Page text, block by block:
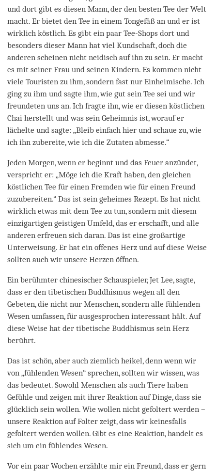
und dort gibt es diesen Mann, der den besten Tee der Welt
macht. Er bietet den Tee in einem Tongefäß an und er ist
wirklich köstlich. Es gibt ein paar Tee-Shops dort und
besonders dieser Mann hat viel Kundschaft, doch die
anderen scheinen nicht neidisch auf ihn zu sein. Er macht
es mit seiner Frau und seinen Kindern. Es kommen nicht
viele Touristen zu ihm, sondern fast nur Einheimische. Ich
ging zu ihm und sagte ihm, wie gut sein Tee sei und wir
freundeten uns an. Ich fragte ihn, wie er diesen köstlichen
Chai herstellt und was sein Geheimnis ist, worauf er
lächelte und sagte: „Bleib einfach hier und schaue zu, wie
ich ihn zubereite, wie ich die Zutaten abmesse.“
Jeden Morgen, wenn er beginnt und das Feuer anzündet,
verspricht er: „Möge ich die Kraft haben, den gleichen
köstlichen Tee für einen Fremden wie für einen Freund
zuzubereiten.“ Das ist sein geheimes Rezept. Es hat nicht
wirklich etwas mit dem Tee zu tun, sondern mit diesem
einzigartigen geistigen Umfeld, das er erschafft, und alle
anderen erfreuen sich daran. Das ist eine großartige
Unterweisung. Er hat ein offenes Herz und auf diese Weise
sollten auch wir unsere Herzen öffnen.
Ein berühmter chinesischer Schauspieler, Jet Lee, sagte,
dass er den tibetischen Buddhismus wegen all den
Gebeten, die nicht nur Menschen, sondern alle fühlenden
Wesen umfassen, für ausgesprochen interessant hält. Auf
diese Weise hat der tibetische Buddhismus sein Herz
berührt.
Das ist schön, aber auch ziemlich heikel, denn wenn wir
von „fühlenden Wesen“ sprechen, sollten wir wissen, was
das bedeutet. Sowohl Menschen als auch Tiere haben
Gefühle und zeigen mit ihrer Reaktion auf Dinge, dass sie
glücklich sein wollen. Wie wollen nicht gefoltert werden –
unsere Reaktion auf Folter zeigt, dass wir keinesfalls
gefoltert werden wollen. Gibt es eine Reaktion, handelt es
sich um ein fühlendes Wesen.
Vor ein paar Wochen erzählte mir ein Freund, dass er gern